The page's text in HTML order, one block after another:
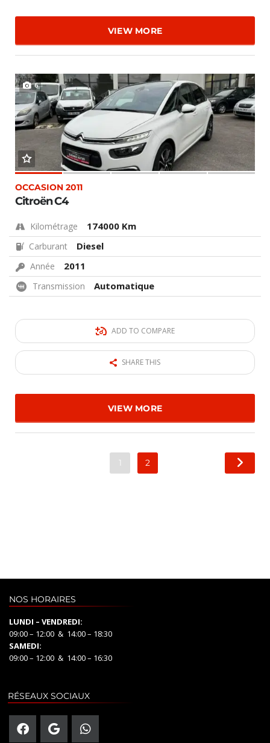
VIEW MORE
6
OCCASION 2011
Citroën C4
Kilométrage 174000 Km
Carburant Diesel
Année 2011
Transmission Automatique
ADD TO COMPARE
SHARE THIS
VIEW MORE
1 2
NOS HORAIRES
LUNDI – VENDREDI:
09:00 – 12:00 & 14:00 – 18:30
SAMEDI:
09:00 – 12:00 & 14:00 – 16:30
RÉSEAUX SOCIAUX